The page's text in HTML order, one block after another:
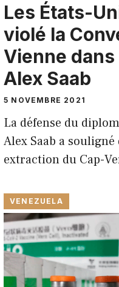
Les États-
violé la
Vienne dans
Alex Saab
5 NOVEMBRE 2021
La défense du
Alex Saab a souligné
extraction du Cap-
VENEZUELA